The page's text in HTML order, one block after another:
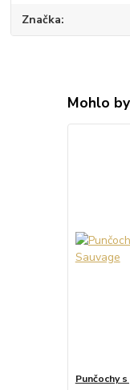
Značka
Mohlo
Punčochy